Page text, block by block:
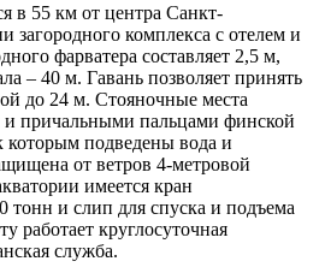
в 55 км от центра Санкт-
загородного комплекса с отелем и
фарватера составляет 2,5 м,
– 40 м. Гавань позволяет принять
до 24 м. Стояночные места
причальными пальцами финской
подведены вода и
от ветров 4-метровой
имеется кран
тонн и слип для спуска и подъема
работает круглосуточная
служба.